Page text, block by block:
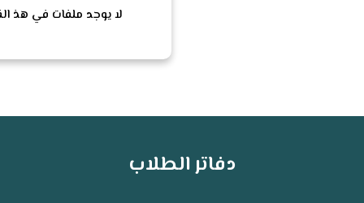
لا يوجد ملفات في هذ
دفاتر الطلاب